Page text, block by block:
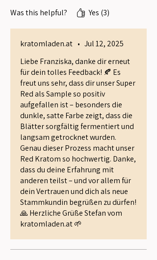
grün. Aber das spricht hier für hohe
Qualität. Bin sehr zufrieden.
hier bestellen. 👌👍
Was this helpful? Yes (3)
kratomladen.at • Jul 12, 2025
Liebe Franziska, danke dir erneut
für dein tolles Feedback! 🍂 Es
freut uns sehr, dass dir unser Super
Red als Sample so positiv
aufgefallen ist – besonders die
dunkle, satte Farbe zeigt, dass die
Blätter sorgfältig fermentiert und
langsam getrocknet wurden.
Genau dieser Prozess macht unser
Red Kratom so hochwertig. Danke,
dass du deine Erfahrung mit
anderen teilst – und vor allem für
dein Vertrauen und dich als neue
Stammkundin begrüßen zu dürfen!
🙏 Herzliche Grüße Stefan vom
kratomladen.at 🌱